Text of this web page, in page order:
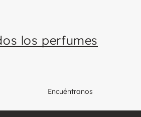
los perfumes
Encuéntranos